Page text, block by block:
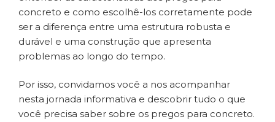
concreto e como escolhê-los corretamente pode
ser a diferença entre uma estrutura robusta e
durável e uma construção que apresenta
problemas ao longo do tempo.
Por isso, convidamos você a nos acompanhar
nesta jornada informativa e descobrir tudo o que
você precisa saber sobre os pregos para concreto.